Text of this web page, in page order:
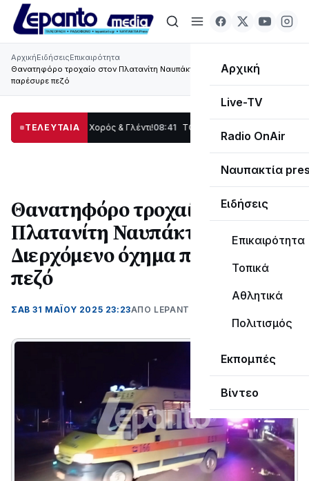
Αρχική
Live-TV
Radio OnAir
Ναυπακτία
Ειδήσεις
Επικαιρότητα
Τοπικά
Αθλητικά
Πολιτισμός
Εκπομπές
Βίντεο
ΑρχικήΕιδήσειςΕπικαιρότητα
Θανατηφόρο τροχαίο στον Πλατανίτη Ναυπάκτου - Διερχόμενο όχημα
παρέσυρε πεζό
ΤΕΛΕΥΤΑΙΑ
Παράδοση, Χορός & Γλέντι!08:41 ΤΟ ΠΑΡΤΥ ΣΥΝΕΧΙΖΕΤΑΙ…
Θανατηφόρο τροχαίο στον
Πλατανίτη Ναυπάκτου -
Διερχόμενο όχημα παρέσυρε
πεζό
ΣΑΒ 31 ΜΑΪΟΥ 2025 23:23ΑΠΌ LEPANTO RTV